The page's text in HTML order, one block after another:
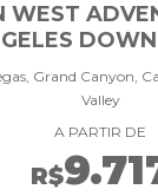
WEST
Grand Canyon,
Valley
A PARTIR DE
R$